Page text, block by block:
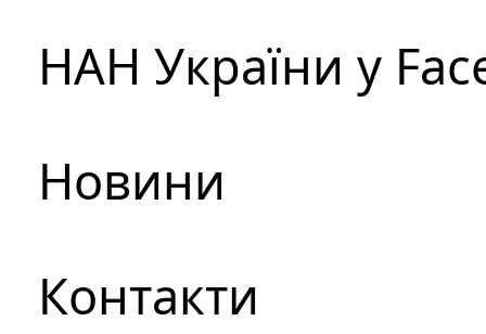
НАН України у
Новини
Контакти